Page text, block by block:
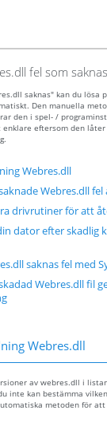
fel som
saknas" kan du lösa
Den manuella
den i spel- /
enklare eftersom den
Webres.dll
Webres.dll
drivrutiner för att
dator efter skadlig
saknas fel med
Webres.dll fil
Webres.dll
av webres.dll i
inte kan bestämma
metoden för